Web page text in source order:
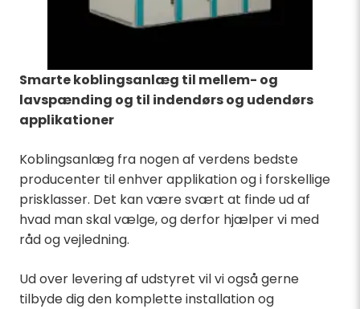
Smarte koblingsanlæg til mellem- og
lavspænding og til indendørs og udendørs
applikationer
Koblingsanlæg fra nogen af verdens bedste
producenter til enhver applikation og i forskellige
prisklasser. Det kan være svært at finde ud af
hvad man skal vælge, og derfor hjælper vi med
råd og vejledning.
Ud over levering af udstyret vil vi også gerne
tilbyde dig den komplette installation og